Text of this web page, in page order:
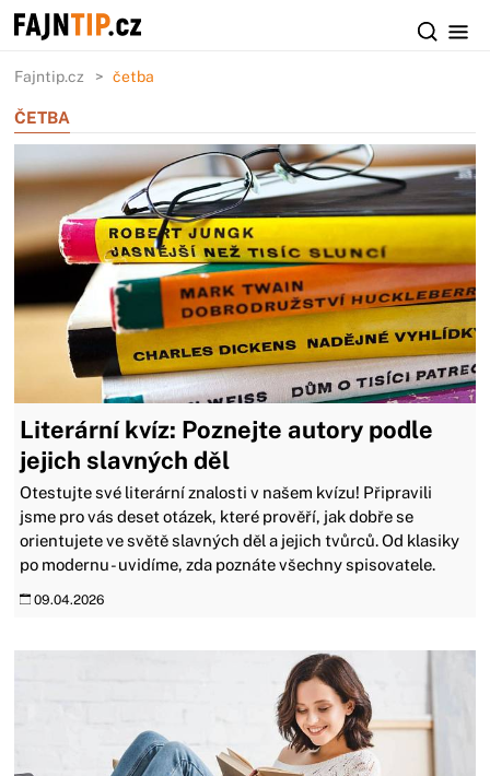
Fajntip.cz četba
ČETBA
Literární kvíz: Poznejte autory podle
jejich slavných děl
Otestujte své literární znalosti v našem kvízu! Připravili
jsme pro vás deset otázek, které prověří, jak dobře se
orientujete ve světě slavných děl a jejich tvůrců. Od klasiky
po modernu - uvidíme, zda poznáte všechny spisovatele.
09.04.2026